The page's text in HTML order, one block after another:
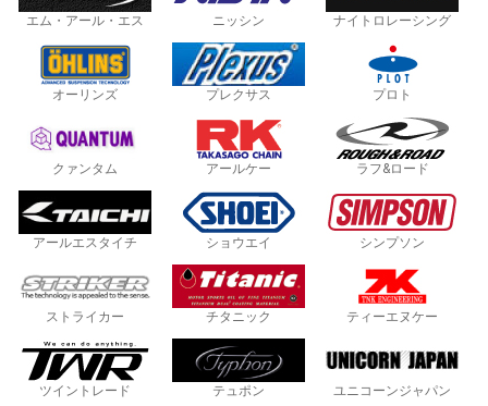
エム・アール・エス ニッシン ナイトロレーシング
オーリンズ プレクサス プロト
クァンタム アールケー ラフ&ロード
アールエスタイチ ショウエイ シンプソン
ストライカー チタニック ティーエヌケー
ツイントレード テュポン ユニコーンジャパン